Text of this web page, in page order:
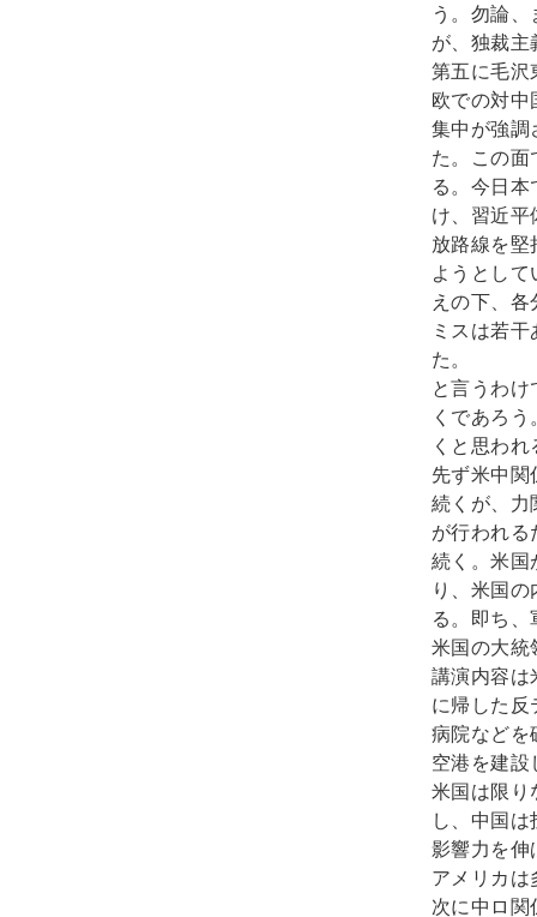
う。勿論
が、独裁主
第五に毛沢
欧での対中
集中が強調
た。この面
る。今日
け、習近平
放路線を堅
ようとし
えの下、
ミスは若
た。
と言うわ
くであろ
くと思われ
先ず米中
続くが、力
が行われる
続く。米国
り、米国
る。即ち
米国の大統
講演内容は
に帰した反
病院などを
空港を建設
米国は限り
し、中国
影響力を伸
アメリカは
次に中ロ関